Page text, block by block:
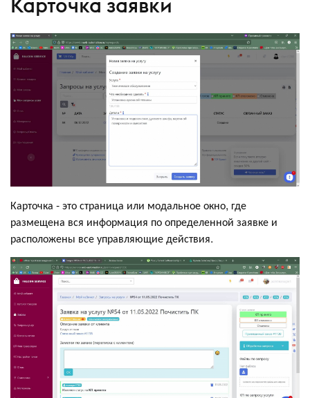
Карточка заявки
Карточка - это страница или модальное окно, где
размещена вся информация по определенной заявке и
расположены все управляющие действия.